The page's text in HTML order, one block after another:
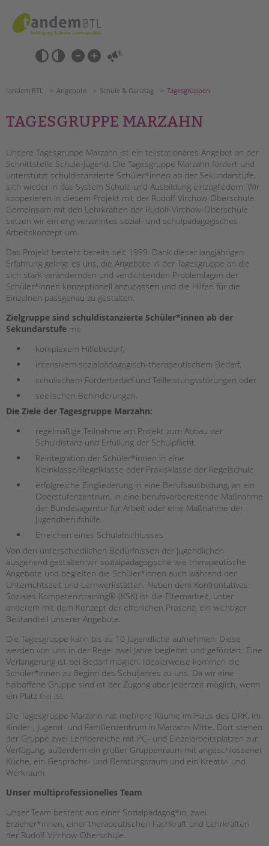
springen
Barrierefrei-
Einstellungen
überspringen
überspringen
KITA & FRÜHE HILFEN
SCHULE & GANZTAG
Grundschulen
Oberschulen
Förderzentren
Kollegs
EFöB
Tagesgruppen
HILFEN ZUR ERZIEHUNG
EINGLIEDERUNGSHILFE
BETREUTES WOHNEN
TANDEM BTL AKADEMIE
Zertfikatskurse
Seminarkalender
Seminarräume
STADTTEILARBEIT
PROFIL | LEITBILD
Bereiche im Überblick
Kinder- und Jugendschutz
Unsere Videos
Gesellschafter VdK
schoolcoach BTL
tandem international
KARRIERE
Stellenangebote
tandem als Arbeitgeberin
NEWS/BLOG
unkuerzbar
Briefe an Kai
PRESSE
Magazin
KONTAKT
Impressum
Datenschutz
Hinweisgebersystem
Suchen
tandem BTL Angebote Schule & Ganztag Tagesgruppen
TAGESGRUPPE MARZAHN
Unsere Tagesgruppe Marzahn ist ein teilstationäres Angebot an der
Schnittstelle Schule-Jugend. Die Tagesgruppe Marzahn fördert und
unterstützt schuldistanzierte Schüler*innen ab der Sekundarstufe,
sich wieder in das System Schule und Ausbildung einzugliedern. Wir
kooperieren in diesem Projekt mit der Rudolf-Virchow-Oberschule.
Gemeinsam mit den Lehrkräften der Rudolf-Virchow-Oberschule
setzen wir ein eng verzahntes sozial- und schulpädagogisches
Arbeitskonzept um.
Das Projekt besteht bereits seit 1999. Dank dieser langjährigen
Erfahrung gelingt es uns, die Angebote in der Tagesgruppe an die
sich stark verändernden und verdichtenden Problemlagen der
Schüler*innen konzeptionell anzupassen und die Hilfen für die
Einzelnen passgenau zu gestalten.
Zielgruppe sind schuldistanzierte Schüler*innen ab der
Sekundarstufe mit
komplexem Hilfebedarf,
intensivem sozialpädagogisch-therapeutischem Bedarf,
schulischem Förderbedarf und Teilleistungsstörungen oder
seelischen Behinderungen.
Die Ziele der Tagesgruppe Marzahn:
regelmäßige Teilnahme am Projekt zum Abbau der
Schuldistanz und Erfüllung der Schulpflicht
Reintegration der Schüler*innen in eine
Kleinklasse/Regelklasse oder Praxisklasse der Regelschule
erfolgreiche Eingliederung in eine Berufsausbildung, an ein
Oberstufenzentrum, in eine berufsvorbereitende Maßnahme
der Bundesagentur für Arbeit oder eine Maßnahme der
Jugendberufshilfe.
Erreichen eines Schulabschlusses
Von den unterschiedlichen Bedürfnissen der Jugendlichen
ausgehend gestalten wir sozialpädagogische wie therapeutische
Angebote und begleiten die Schüler*innen auch während der
Unterrichtszeit und Lernwerkstätten. Neben dem Konfrontatives
Soziales Kompetenztraining® (KSK) ist die Elternarbeit, unter
anderem mit dem Konzept der elterlichen Präsenz, ein wichtiger
Bestandteil unserer Angebote.
Die Tagesgruppe kann bis zu 10 Jugendliche aufnehmen. Diese
werden von uns in der Regel zwei Jahre begleitet und gefördert. Eine
Verlängerung ist bei Bedarf möglich. Idealerweise kommen die
Schüler*innen zu Beginn des Schuljahres zu uns. Da wir eine
halboffene Gruppe sind ist der Zugang aber jederzeit möglich, wenn
ein Platz frei ist.
Die Tagesgruppe Marzahn hat mehrere Räume im Haus des DRK, im
Kinder-, Jugend- und Familienzentrum in Marzahn-Mitte. Dort stehen
der Gruppe zwei Lernbereiche mit PC- und Einzelarbeitsplätzen zur
Verfügung, außerdem ein großer Gruppenraum mit angeschlossener
Küche, ein Gesprächs- und Beratungsraum und ein Kreativ- und
Werkraum.
Unser multiprofessionelles Team
Unser Team besteht aus einer Sozialpädagog*in, zwei
Erzieher*innen, einer therapeutischen Fachkraft und Lehrkräften
der Rudolf-Virchow-Oberschule.